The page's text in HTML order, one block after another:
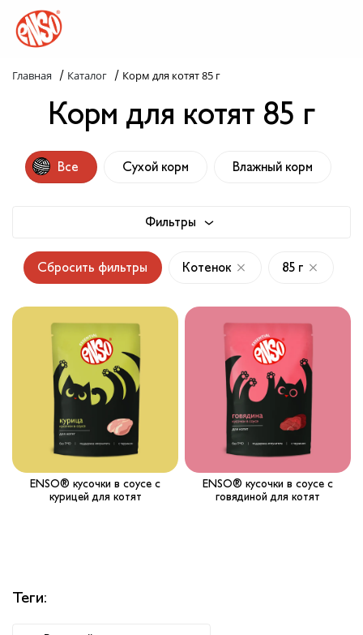
Назад в лапки
Комплекс ENSO
Слопаньки
Обратная связь
Вопрос-ответ
Где купить ?
Калькулятор
Главная / Каталог / Корм для котят 85 г
Корм для котят 85 г
Все Сухой корм Влажный корм
Фильтры
Сбросить фильтры Котенок 85 г
ENSO® кусочки в соусе с
курицей для котят
ENSO® кусочки в соусе с
говядиной для котят
Теги: